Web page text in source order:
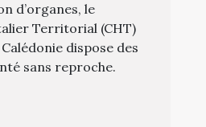
d’organes, le
Territorial (CHT)
dispose des
sans reproche.